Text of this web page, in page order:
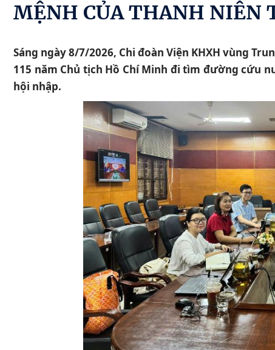
MỆNH CỦA THANH NIÊN
Sáng ngày 8/7/2026, Chi đoàn Viện KHXH vùng
115 năm Chủ tịch Hồ Chí Minh đi tìm đường cứu
hội nhập.